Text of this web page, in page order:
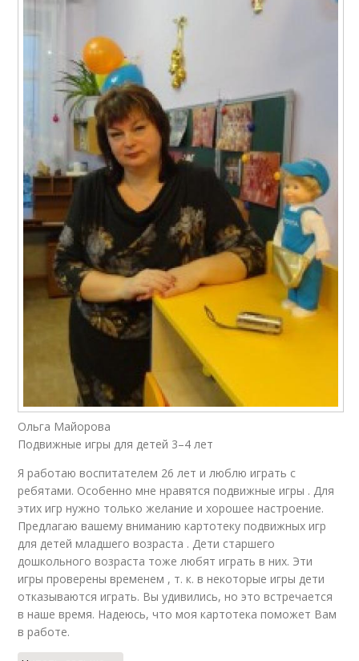
Ольга Майорова
Подвижные игры для детей 3–4 лет
Я работаю воспитателем 26 лет и люблю играть с
ребятами. Особенно мне нравятся подвижные игры . Для
этих игр нужно только желание и хорошее настроение.
Предлагаю вашему вниманию картотеку подвижных игр
для детей младшего возраста . Дети старшего
дошкольного возраста тоже любят играть в них. Эти
игры проверены временем , т. к. в некоторые игры дети
отказываются играть. Вы удивились, но это встречается
в наше время. Надеюсь, что моя картотека поможет Вам
в работе.